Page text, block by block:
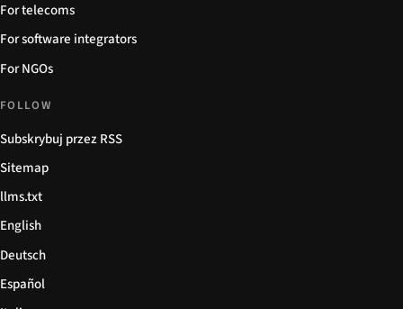
For telecoms
For software integrators
For NGOs
FOLLOW
Subskrybuj przez RSS
Sitemap
llms.txt
English
Deutsch
Español